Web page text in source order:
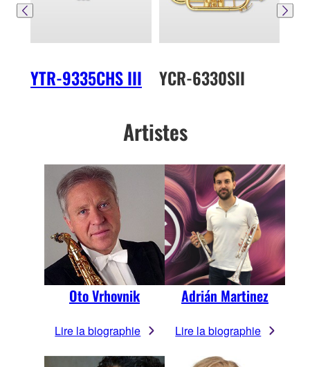
YTR-9335CHS III YCR-6330SII
Artistes
Oto Vrhovnik
Lire la biographie
Adrián Martinez
Lire la biographie